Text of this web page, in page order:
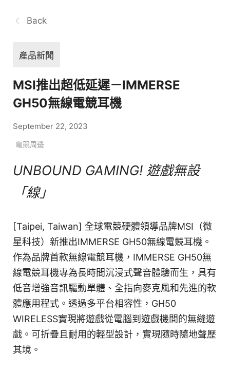
Back
產品新聞
MSI推出超低延遲－IMMERSE
GH50無線電競耳機
September 22, 2023
電競周邊
UNBOUND GAMING! 遊戲無設
「線｣
[Taipei, Taiwan] 全球電競硬體領導品牌MSI（微
星科技）新推出IMMERSE GH50無線電競耳機。
作為品牌首款無線電競耳機，IMMERSE GH50無
線電競耳機專為長時間沉浸式聲音體驗而生，具有
低音增強音訊驅動單體、全指向麥克風和先進的軟
體應用程式。透過多平台相容性，GH50
WIRELESS實現將遊戲從電腦到遊戲機間的無縫遊
戲。可折疊且耐用的輕型設計，實現隨時隨地聲歷
其境。